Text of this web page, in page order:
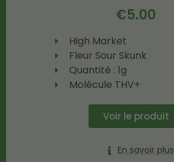
€5.00
High Market
Fleur Sour Skunk
Quantité : 1g
Molécule THV+
Voir le produit
En savoir plus